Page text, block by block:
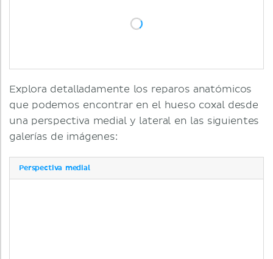
Explora detalladamente los reparos anatómicos
que podemos encontrar en el hueso coxal desde
una perspectiva medial y lateral en las siguientes
galerías de imágenes:
Perspectiva medial